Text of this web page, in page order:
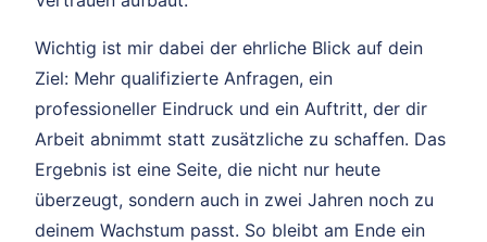
Wichtig ist mir dabei der ehrliche Blick auf dein
Ziel: Mehr qualifizierte Anfragen, ein
professioneller Eindruck und ein Auftritt, der dir
Arbeit abnimmt statt zusätzliche zu schaffen. Das
Ergebnis ist eine Seite, die nicht nur heute
überzeugt, sondern auch in zwei Jahren noch zu
deinem Wachstum passt. So bleibt am Ende ein